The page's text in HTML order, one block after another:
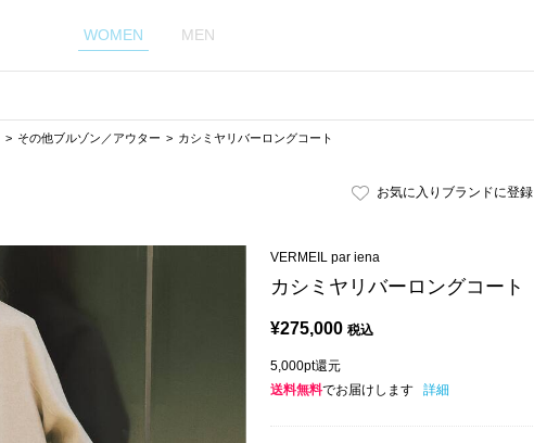
WOMEN MEN
その他ブルゾン／アウター カシミヤリバーロングコート
お気に入りブランドに登録
VERMEIL par iena
カシミヤリバーロングコート
¥275,000 税込
5,000pt還元
送料無料でお届けします 詳細